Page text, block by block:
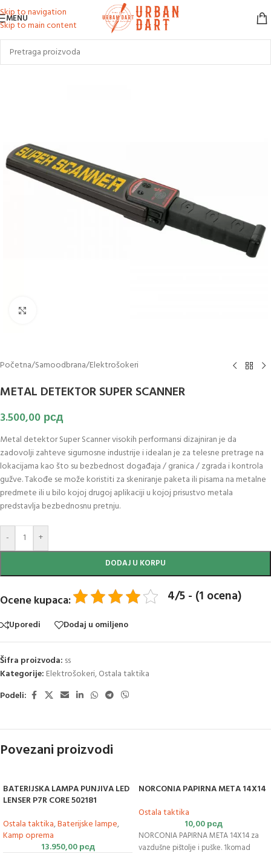
Skip to navigation
Skip to main content
MENU
Početna/Samoodbrana/Elektrošokeri
METAL DETEKTOR SUPER SCANNER
3.500,00 рсд
Metal detektor Super Scanner visokih performansi dizajniran je da
zadovolji zahteve sigurnosne industrije i idealan je za telesne pretrage na
lokacijama kao što su bezbednost događaja / granica / zgrada i kontrola
gužve. Takođe se može koristiti za skeniranje paketa ili pisama na metalne
predmete ili u bilo kojoj drugoj aplikaciji u kojoj prisustvo metala
predstavlja bezbednosnu pretnju.
- +
DODAJ U KORPU
Ocene kupaca: 4/5 - (1 ocena)
Uporedi Dodaj u omiljeno
Šifra proizvoda: ss
Kategorije: Elektrošokeri,Ostala taktika
Podeli:
Povezani proizvodi
BATERIJSKA LAMPA PUNJIVA LED
LENSER P7R CORE 502181
Ostala taktika,Baterijske lampe,
Kamp oprema
13.950,00рсд
NORCONIA PAPIRNA META 14X14
Ostala taktika
10,00рсд
NORCONIA PAPIRNA META 14X14 za
vazdušne pištolje i puške. 1komad